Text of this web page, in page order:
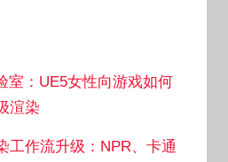
室：UE5女性向游戏如何
渲染
工作流升级：NPR、卡通